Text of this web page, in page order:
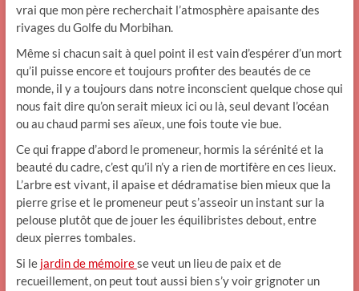
vrai que mon père recherchait l’atmosphère apaisante des
rivages du Golfe du Morbihan.
Même si chacun sait à quel point il est vain d’espérer d’un mort
qu’il puisse encore et toujours profiter des beautés de ce
monde, il y a toujours dans notre inconscient quelque chose qui
nous fait dire qu’on serait mieux ici ou là, seul devant l’océan
ou au chaud parmi ses aïeux, une fois toute vie bue.
Ce qui frappe d’abord le promeneur, hormis la sérénité et la
beauté du cadre, c’est qu’il n’y a rien de mortifère en ces lieux.
L’arbre est vivant, il apaise et dédramatise bien mieux que la
pierre grise et le promeneur peut s’asseoir un instant sur la
pelouse plutôt que de jouer les équilibristes debout, entre
deux pierres tombales.
Si le jardin de mémoirese veut un lieu de paix et de
recueillement, on peut tout aussi bien s’y voir grignoter un